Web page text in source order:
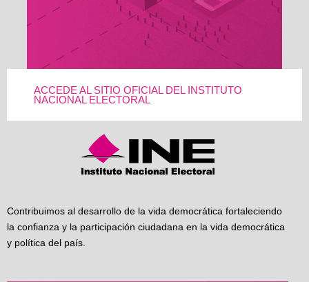
ACCEDE AL SITIO OFICIAL DEL INSTITUTO
NACIONAL ELECTORAL
Contribuimos al desarrollo de la vida democrática fortaleciendo
la confianza y la participación ciudadana en la vida democrática
y política del país.